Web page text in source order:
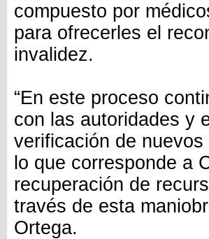
compuesto por
para ofrecerles el
invalidez.
“En este proceso
con las autoridades y
verificación de
lo que corresponde a
recuperación de
través de esta
Ortega.